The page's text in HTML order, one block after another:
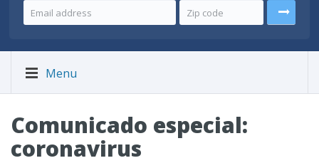
Menu
Comunicado especial:
coronavirus